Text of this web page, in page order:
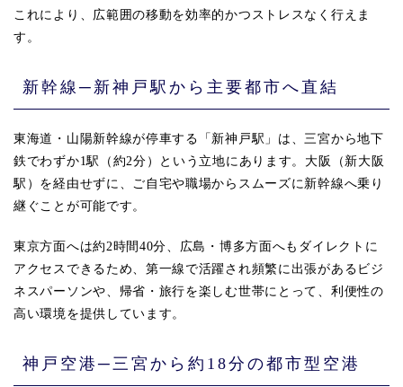
これにより、広範囲の移動を効率的かつストレスなく行えま
す。
新幹線─新神戸駅から主要都市へ直結
東海道・山陽新幹線が停車する「新神戸駅」は、三宮から地下
鉄でわずか1駅（約2分）という立地にあります。大阪（新大阪
駅）を経由せずに、ご自宅や職場からスムーズに新幹線へ乗り
継ぐことが可能です。
東京方面へは約2時間40分、広島・博多方面へもダイレクトに
アクセスできるため、第一線で活躍され頻繁に出張があるビジ
ネスパーソンや、帰省・旅行を楽しむ世帯にとって、利便性の
高い環境を提供しています。
神戸空港─三宮から約18分の都市型空港